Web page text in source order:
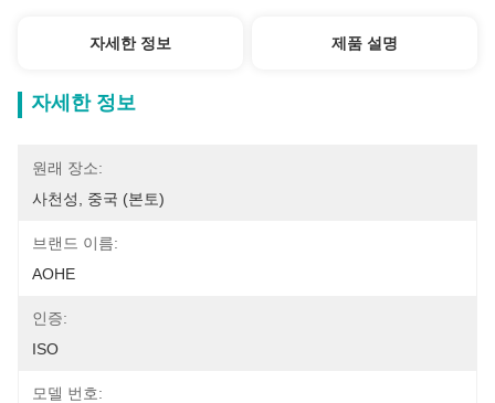
자세한 정보 제품 설명
자세한 정보
원래 장소:
사천성, 중국 (본토)
브랜드 이름:
AOHE
인증:
ISO
모델 번호: